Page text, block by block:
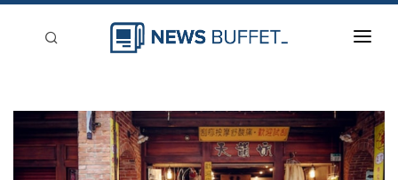
新聞稿分類
登入